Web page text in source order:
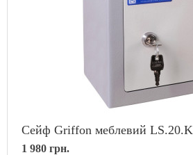
Сейф Griffon меблевий LS.20.K
1 980 грн.